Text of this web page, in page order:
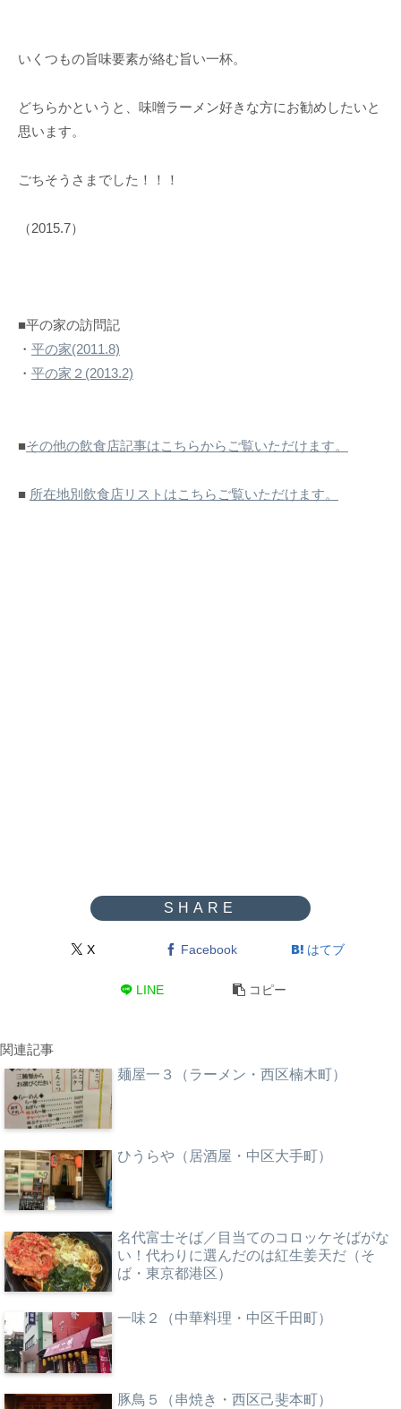
いくつもの旨味要素が絡む旨い一杯。
どちらかというと、味噌ラーメン好きな方にお勧めしたいと
思います。
ごちそうさまでした！！！
（2015.7）
■平の家の訪問記
・ 平の家(2011.8)
・ 平の家２(2013.2)
■その他の飲食店記事はこちらからご覧いただけます。
■ 所在地別飲食店リストはこちらご覧いただけます。
X Facebook はてブ
LINE コピー
関連記事
麺屋一３（ラーメン・西区楠木町）
ひうらや（居酒屋・中区大手町）
名代富士そば／目当てのコロッケそばがな
い！代わりに選んだのは紅生姜天だ（そ
ば・東京都港区）
一味２（中華料理・中区千田町）
豚鳥５（串焼き・西区己斐本町）